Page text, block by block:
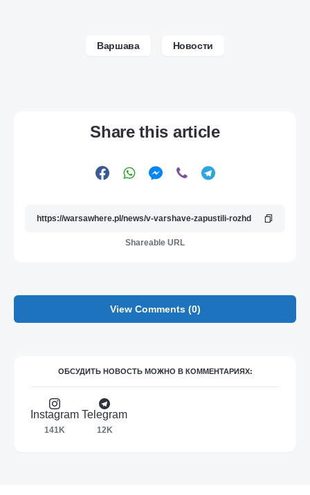
Варшава Новости
Share this article
Shareable URL
View Comments (0)
ОБСУДИТЬ НОВОСТЬ МОЖНО В КОММЕНТАРИЯХ:
Instagram
141K
Telegram
12K